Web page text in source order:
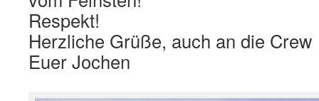
Respekt!
Herzliche Grüße, auch an die Crew
Euer Jochen